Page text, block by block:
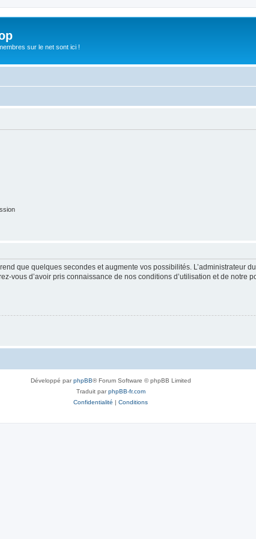
sur le net sont ici !
que quelques secondes et augmente vos possibilités. L’administrateur
vous d’avoir pris connaissance de nos conditions d’utilisation et de notre
Développé parphpBB® Forum Software © phpBB Limited
Traduit parphpBB-fr.com
Confidentialité | Conditions